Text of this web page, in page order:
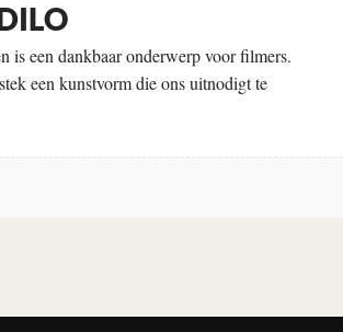
is een dankbaar onderwerp voor filmers.
een kunstvorm die ons uitnodigt te